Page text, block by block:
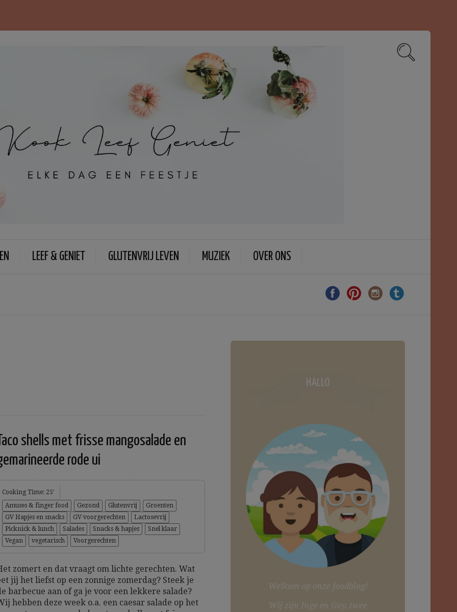
LEEF & GENIET GLUTENVRIJ LEVEN MUZIEK OVER ONS
shells met frisse mangosalade en
rode ui
Cooking Time: 25'
Amuses & finger food
Gezond Glutenvrij
Groenten
GV Hapjes en snacks
GV voorgerechten
Lactosevrij
Picknick & lunch
Salades Snacks & hapjes
Snel klaar
Vegan
vegetarisch Voorgerechten
zomert en dat vraagt om lichte gerechten. Wat
jij het liefst op een zonnige zomerdag? Steek je
barbecue aan of ga je voor een lekkere salade?
hebben deze week o.a. een caesar salade op het
HALLO
Welkom op onze foodblog!
Wij zijn Inge en Guy, twee